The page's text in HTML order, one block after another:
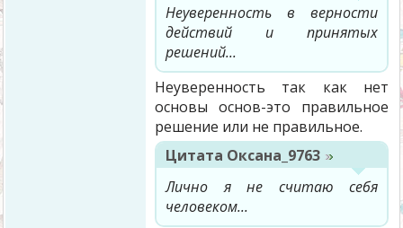
Неуверенность в верности
действий и принятых
решений...
Неуверенность так как нет
основы основ-это правильное
решение или не правильное.
Цитата Оксана_9763
Лично я не считаю себя
человеком...